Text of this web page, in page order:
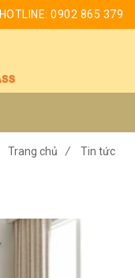
HOTLINE: 0902 865 379
Trang chủ / Tin tức